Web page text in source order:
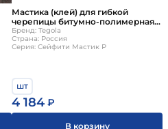
Мастика (клей) для гибкой
черепицы битумно-полимерная
4л (5кг) Tegola Сейфити Мастик Р
Бренд: Tegola
Страна: Россия
Серия: Сейфити Мастик Р
шт
4 184 ₽
В корзину